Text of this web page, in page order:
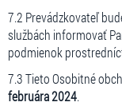
7.2 Prevádzkovateľ
službách informovať
podmienok
7.3 Tieto Osobitné
februára 2024.